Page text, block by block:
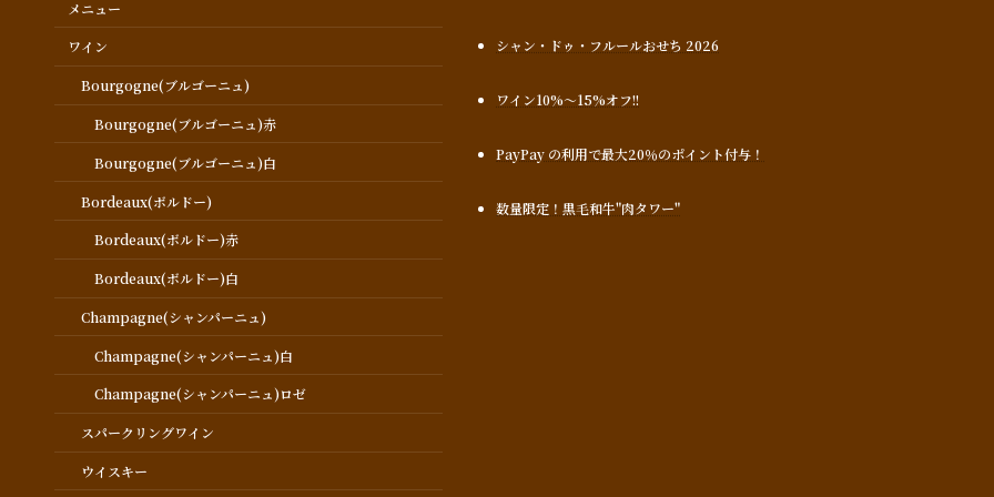
メニュー
ワイン
Bourgogne(ブルゴーニュ)
Bourgogne(ブルゴーニュ)赤
Bourgogne(ブルゴーニュ)白
Bordeaux(ボルドー)
Bordeaux(ボルドー)赤
Bordeaux(ボルドー)白
Champagne(シャンパーニュ)
Champagne(シャンパーニュ)白
Champagne(シャンパーニュ)ロゼ
スパークリングワイン
ウイスキー
シャン・ドゥ・フルールおせち 2026
ワイン10%～15%オフ!!
PayPay の利用で最大20％のポイント付与！
数量限定！黒毛和牛"肉タワー"